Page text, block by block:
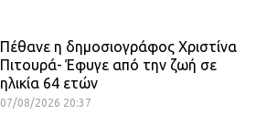
Πέθανε η δημοσιογράφος Χριστίνα
Πιτουρά- Έφυγε από την ζωή σε
ηλικία 64 ετών
07/08/2026 20:37